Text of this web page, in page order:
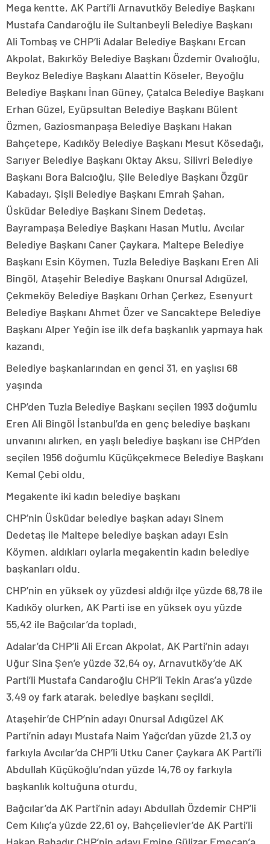
Mega kentte, AK Parti’li Arnavutköy Belediye Başkanı
Mustafa Candaroğlu ile Sultanbeyli Belediye Başkanı
Ali Tombaş ve CHP’li Adalar Belediye Başkanı Ercan
Akpolat, Bakırköy Belediye Başkanı Özdemir Ovalıoğlu,
Beykoz Belediye Başkanı Alaattin Köseler, Beyoğlu
Belediye Başkanı İnan Güney, Çatalca Belediye Başkanı
Erhan Güzel, Eyüpsultan Belediye Başkanı Bülent
Özmen, Gaziosmanpaşa Belediye Başkanı Hakan
Bahçetepe, Kadıköy Belediye Başkanı Mesut Kösedağı,
Sarıyer Belediye Başkanı Oktay Aksu, Silivri Belediye
Başkanı Bora Balcıoğlu, Şile Belediye Başkanı Özgür
Kabadayı, Şişli Belediye Başkanı Emrah Şahan,
Üsküdar Belediye Başkanı Sinem Dedetaş,
Bayrampaşa Belediye Başkanı Hasan Mutlu, Avcılar
Belediye Başkanı Caner Çaykara, Maltepe Belediye
Başkanı Esin Köymen, Tuzla Belediye Başkanı Eren Ali
Bingöl, Ataşehir Belediye Başkanı Onursal Adıgüzel,
Çekmeköy Belediye Başkanı Orhan Çerkez, Esenyurt
Belediye Başkanı Ahmet Özer ve Sancaktepe Belediye
Başkanı Alper Yeğin ise ilk defa başkanlık yapmaya hak
kazandı.
Belediye başkanlarından en genci 31, en yaşlısı 68
yaşında
CHP’den Tuzla Belediye Başkanı seçilen 1993 doğumlu
Eren Ali Bingöl İstanbul’da en genç belediye başkanı
unvanını alırken, en yaşlı belediye başkanı ise CHP’den
seçilen 1956 doğumlu Küçükçekmece Belediye Başkanı
Kemal Çebi oldu.
Megakente iki kadın belediye başkanı
CHP’nin Üsküdar belediye başkan adayı Sinem
Dedetaş ile Maltepe belediye başkan adayı Esin
Köymen, aldıkları oylarla megakentin kadın belediye
başkanları oldu.
CHP’nin en yüksek oy yüzdesi aldığı ilçe yüzde 68,78 ile
Kadıköy olurken, AK Parti ise en yüksek oyu yüzde
55,42 ile Bağcılar’da topladı.
Adalar’da CHP’li Ali Ercan Akpolat, AK Parti’nin adayı
Uğur Sina Şen’e yüzde 32,64 oy, Arnavutköy’de AK
Parti’li Mustafa Candaroğlu CHP’li Tekin Aras’a yüzde
3,49 oy fark atarak, belediye başkanı seçildi.
Ataşehir’de CHP’nin adayı Onursal Adıgüzel AK
Parti’nin adayı Mustafa Naim Yağcı’dan yüzde 21,3 oy
farkıyla Avcılar’da CHP’li Utku Caner Çaykara AK Parti’li
Abdullah Küçükoğlu’ndan yüzde 14,76 oy farkıyla
başkanlık koltuğuna oturdu.
Bağcılar’da AK Parti’nin adayı Abdullah Özdemir CHP’li
Cem Kılıç’a yüzde 22,61 oy, Bahçelievler’de AK Parti’li